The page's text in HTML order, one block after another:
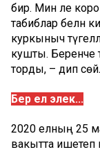
бирә. Мин әле
табиблар белән
куркыныч
кушты. Беренче
торды, – дип
Бер ел элек...
2020 елның 25
вакытта ишетеп